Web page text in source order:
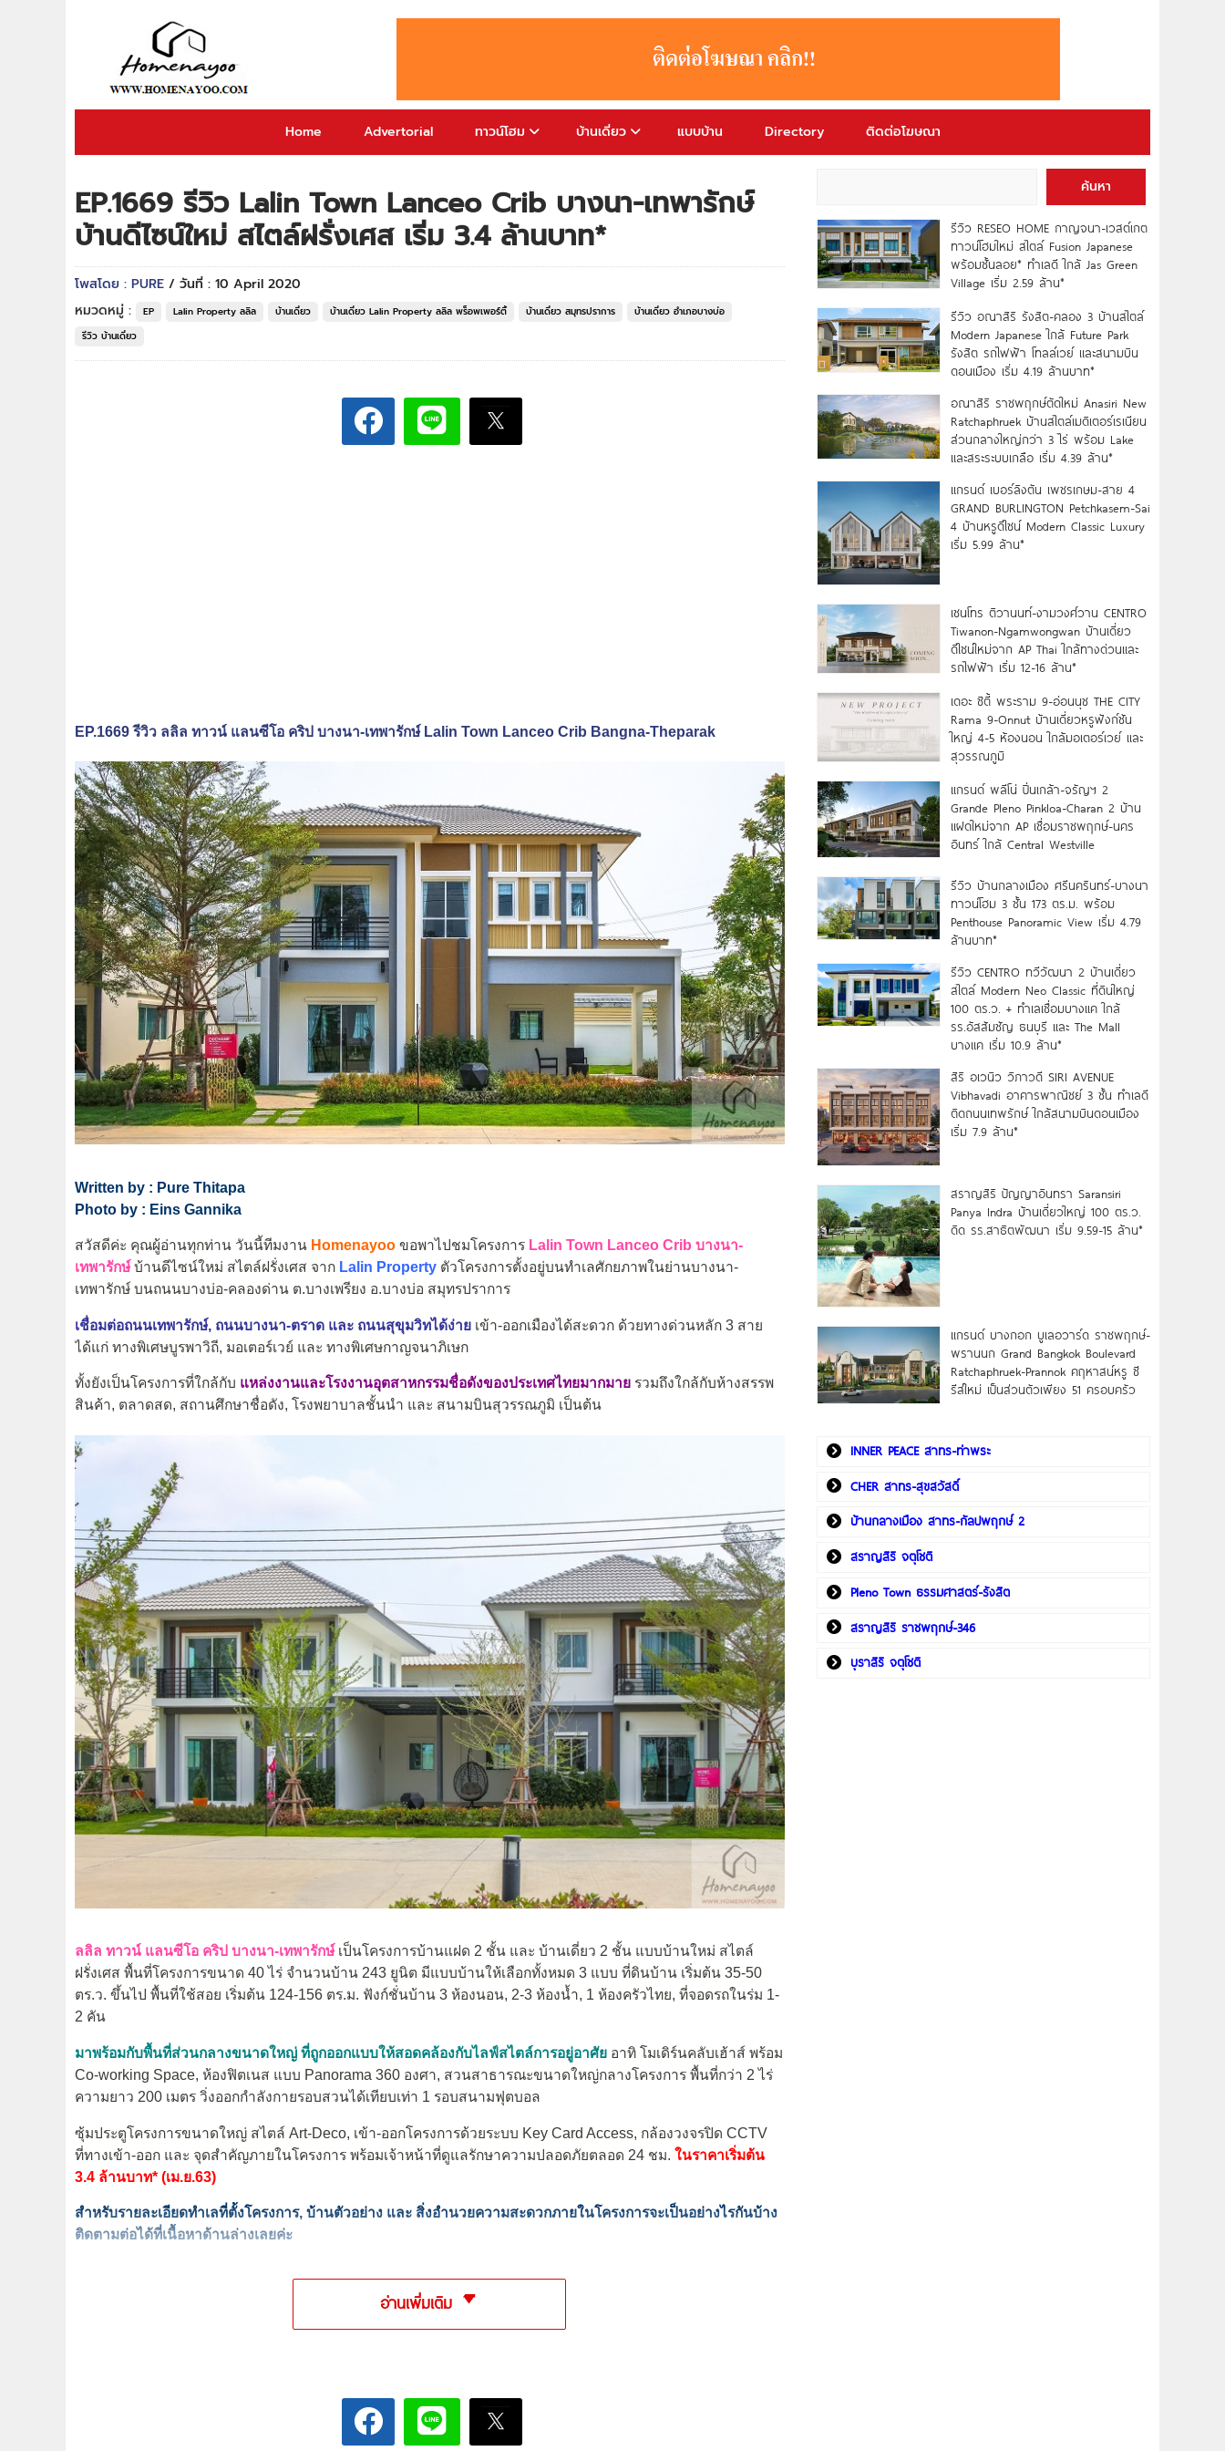
Home Advertorial ทาวน์โฮม บ้านเดี่ยว แบบบ้าน Directory ติดต่อโฆษณา
EP.1669 รีวิว Lalin Town Lanceo Crib บางนา-เทพารักษ์
บ้านดีไซน์ใหม่ สไตล์ฝรั่งเศส เริ่ม 3.4 ล้านบาท*
โพสโดย : PURE / วันที่ : 10 April 2020
หมวดหมู่ :
EP Lalin Property ลลิล บ้านเดี่ยว บ้านเดี่ยว Lalin Property ลลิล พร็อพเพอร์ตี้ บ้านเดี่ยว สมุทรปราการ
บ้านเดี่ยว อำเภอบางบ่อ
รีวิว บ้านเดี่ยว
EP.1669 รีวิว ลลิล ทาวน์ แลนซีโอ คริป บางนา-เทพารักษ์ Lalin Town Lanceo Crib Bangna-Theparak
Written by : Pure Thitapa
Photo by : Eins Gannika
สวัสดีค่ะ คุณผู้อ่านทุกท่าน วันนี้ทีมงาน Homenayoo ขอพาไปชมโครงการ Lalin Town Lanceo Crib บางนา-
เทพารักษ์บ้านดีไซน์ใหม่ สไตล์ฝรั่งเศส จาก Lalin Property ตัวโครงการตั้งอยู่บนทำเลศักยภาพในย่านบางนา-
เทพารักษ์ บนถนนบางบ่อ-คลองด่าน ต.บางเพรียง อ.บางบ่อ สมุทรปราการ
เชื่อมต่อถนนเทพารักษ์, ถนนบางนา-ตราด และ ถนนสุขุมวิทได้ง่าย เข้า-ออกเมืองได้สะดวก ด้วยทางด่วนหลัก 3 สาย
ได้แก่ ทางพิเศษบูรพาวิถี, มอเตอร์เวย์ และ ทางพิเศษกาญจนาภิเษก
ทั้งยังเป็นโครงการที่ใกล้กับ แหล่งงานและโรงงานอุตสาหกรรมชื่อดังของประเทศไทยมากมาย รวมถึงใกล้กับห้างสรรพ
สินค้า, ตลาดสด, สถานศึกษาชื่อดัง, โรงพยาบาลชั้นนำ และ สนามบินสุวรรณภูมิ เป็นต้น
ลลิล ทาวน์ แลนซีโอ คริป บางนา-เทพารักษ์ เป็นโครงการบ้านแฝด 2 ชั้น และ บ้านเดี่ยว 2 ชั้น แบบบ้านใหม่ สไตล์
ฝรั่งเศส พื้นที่โครงการขนาด 40 ไร่ จำนวนบ้าน 243 ยูนิต มีแบบบ้านให้เลือกทั้งหมด 3 แบบ ที่ดินบ้าน เริ่มต้น 35-50
ตร.ว. ขึ้นไป พื้นที่ใช้สอย เริ่มต้น 124-156 ตร.ม. ฟังก์ชั่นบ้าน 3 ห้องนอน, 2-3 ห้องน้ำ, 1 ห้องครัวไทย, ที่จอดรถในร่ม 1-
2 คัน
มาพร้อมกับพื้นที่ส่วนกลางขนาดใหญ่ ที่ถูกออกแบบให้สอดคล้องกับไลฟ์สไตล์การอยู่อาศัย อาทิ โมเดิร์นคลับเฮ้าส์ พร้อม
Co-working Space, ห้องฟิตเนส แบบ Panorama 360 องศา, สวนสาธารณะขนาดใหญ่กลางโครงการ พื้นที่กว่า 2 ไร่
ความยาว 200 เมตร วิ่งออกกำลังกายรอบสวนได้เทียบเท่า 1 รอบสนามฟุตบอล
ซุ้มประตูโครงการขนาดใหญ่ สไตล์ Art-Deco, เข้า-ออกโครงการด้วยระบบ Key Card Access, กล้องวงจรปิด CCTV
ที่ทางเข้า-ออก และ จุดสำคัญภายในโครงการ พร้อมเจ้าหน้าที่ดูแลรักษาความปลอดภัยตลอด 24 ชม. ในราคาเริ่มต้น
3.4 ล้านบาท* (เม.ย.63)
สำหรับรายละเอียดทำเลที่ตั้งโครงการ, บ้านตัวอย่าง และ สิ่งอำนวยความสะดวกภายในโครงการจะเป็นอย่างไรกันบ้าง
ติดตามต่อได้ที่เนื้อหาด้านล่างเลยค่ะ
อ่านเพิ่มเติม
ค้นหา
รีวิว RESEO HOME กาญจนา-เวสต์เกต
ทาวน์โฮมใหม่ สไตล์ Fusion Japanese
พร้อมชั้นลอย* ทำเลดี ใกล้ Jas Green
Village เริ่ม 2.59 ล้าน*
รีวิว อณาสิริ รังสิต-คลอง 3 บ้านสไตล์
Modern Japanese ใกล้ Future Park
รังสิต รถไฟฟ้า โทลล์เวย์ และสนามบิน
ดอนเมือง เริ่ม 4.19 ล้านบาท*
อณาสิริ ราชพฤกษ์ตัดใหม่ Anasiri New
Ratchaphruek บ้านสไตล์เมดิเตอร์เรเนียน
ส่วนกลางใหญ่กว่า 3 ไร่ พร้อม Lake
และสระระบบเกลือ เริ่ม 4.39 ล้าน*
แกรนด์ เบอร์ลิงตัน เพชรเกษม-สาย 4
GRAND BURLINGTON Petchkasem-Sai
4 บ้านหรูดีไซน์ Modern Classic Luxury
เริ่ม 5.99 ล้าน*
เซนโทร ติวานนท์-งามวงศ์วาน CENTRO
Tiwanon-Ngamwongwan บ้านเดี่ยว
ดีไซน์ใหม่จาก AP Thai ใกล้ทางด่วนและ
รถไฟฟ้า เริ่ม 12-16 ล้าน*
เดอะ ซิตี้ พระราม 9-อ่อนนุช THE CITY
Rama 9-Onnut บ้านเดี่ยวหรูฟังก์ชัน
ใหญ่ 4-5 ห้องนอน ใกล้มอเตอร์เวย์ และ
สุวรรณภูมิ
แกรนด์ พลีโน่ ปิ่นเกล้า-จรัญฯ 2
Grande Pleno Pinkloa-Charan 2 บ้าน
แฝดใหม่จาก AP เชื่อมราชพฤกษ์-นคร
อินทร์ ใกล้ Central Westville
รีวิว บ้านกลางเมือง ศรีนครินทร์-บางนา
ทาวน์โฮม 3 ชั้น 173 ตร.ม. พร้อม
Penthouse Panoramic View เริ่ม 4.79
ล้านบาท*
รีวิว CENTRO ทวีวัฒนา 2 บ้านเดี่ยว
สไตล์ Modern Neo Classic ที่ดินใหญ่
100 ตร.ว. + ทำเลเชื่อมบางแค ใกล้
รร.อัสสัมชัญ ธนบุรี และ The Mall
บางแค เริ่ม 10.9 ล้าน*
สิริ อเวนิว วิภาวดี SIRI AVENUE
Vibhavadi อาคารพาณิชย์ 3 ชั้น ทำเลดี
ติดถนนเทพรักษ์ ใกล้สนามบินดอนเมือง
เริ่ม 7.9 ล้าน*
สราญสิริ ปัญญาอินทรา Saransiri
Panya Indra บ้านเดี่ยวใหญ่ 100 ตร.ว.
ดิด รร.สาธิตพัฒนา เริ่ม 9.59-15 ล้าน*
แกรนด์ บางกอก บูเลอวาร์ด ราชพฤกษ์-
พรานนก Grand Bangkok Boulevard
Ratchaphruek-Prannok คฤหาสน์หรู ซี
รีส์ใหม่ เป็นส่วนตัวเพียง 51 ครอบครัว
INNER PEACE สาทร-ท่าพระ
CHER สาทร-สุขสวัสดิ์
บ้านกลางเมือง สาทร-กัลปพฤกษ์ 2
สราญสิริ จตุโชติ
Pleno Town ธรรมศาสตร์-รังสิต
สราญสิริ ราชพฤกษ์-346
บุราสิริ จตุโชติ